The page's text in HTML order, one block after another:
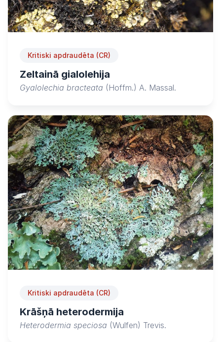
Kritiski apdraudēta (CR)
Zeltainā gialolehija
Gyalolechia bracteata (Hoffm.) A. Massal.
Kritiski apdraudēta (CR)
Krāšņā heterodermija
Heterodermia speciosa (Wulfen) Trevis.